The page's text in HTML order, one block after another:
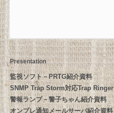
Presentation
監視ソフト－PRTG紹介資料
SNMP Trap Storm対応Trap Ringer
警報ランプ－警子ちゃん紹介資料
オンプレ通知メールサーバ紹介資料